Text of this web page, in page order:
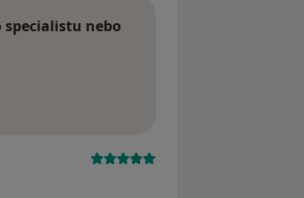
nebo